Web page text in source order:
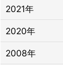
2021年
2020年
2008年